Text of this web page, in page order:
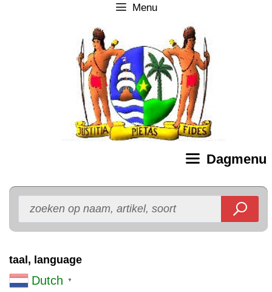
Menu
Dagmenu
taal, language
Dutch ▼